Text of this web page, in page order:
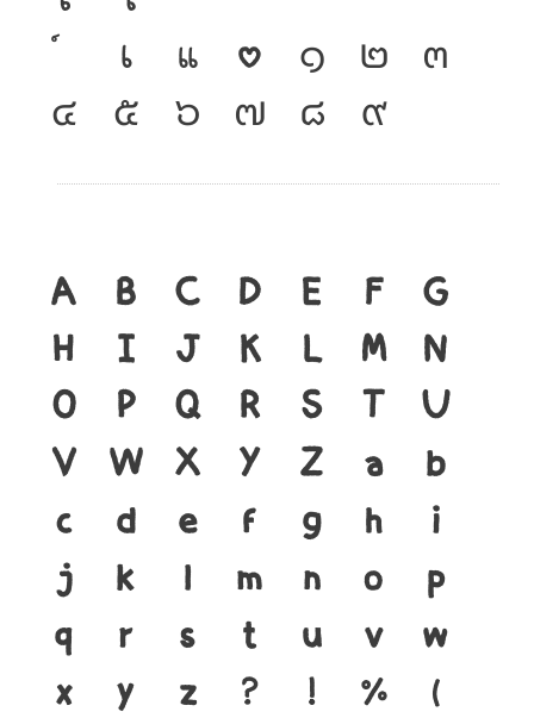
เ
แ ๐ ๑ ๒
๓
๔
๕ ๖ ๗ ๘ ๙
A B C D E F
G
H
I J K L M
N
O
P Q R S T
U
V
W X Y Z a
b
c
d e f g h
i
j
k l m n o
p
q
r s t u v
w
x
y z ? ! %
(